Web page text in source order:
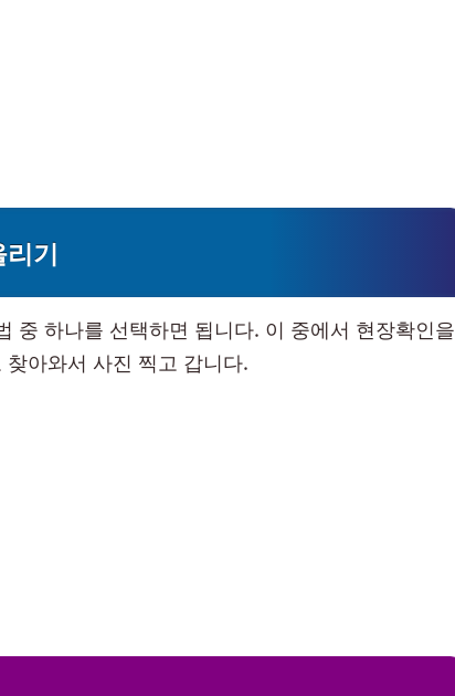
기
중 하나를 선택하면 됩니다. 이 중에서 현장확인을
아와서 사진 찍고 갑니다.